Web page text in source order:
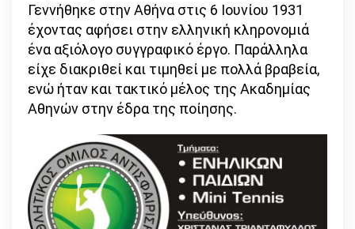
Γεννήθηκε στην Αθήνα στις 6 Ιουνίου 1931
έχοντας αφήσει στην ελληνική κληρονομιά
ένα αξιόλογο συγγραφικό έργο. Παράλληλα
είχε διακριθεί και τιμηθεί με πολλά βραβεία,
ενώ ήταν και τακτικό μέλος της Ακαδημίας
Αθηνών στην έδρα της ποίησης.